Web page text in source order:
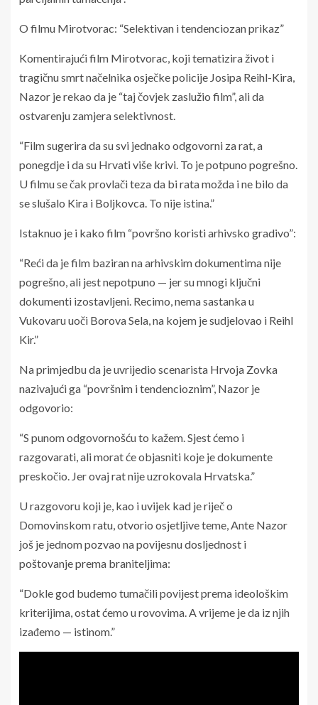
O filmu Mirotvorac: “Selektivan i tendenciozan prikaz”
Komentirajući film Mirotvorac, koji tematizira život i
tragičnu smrt načelnika osječke policije Josipa Reihl-Kira,
Nazor je rekao da je “taj čovjek zaslužio film”, ali da
ostvarenju zamjera selektivnost.
“Film sugerira da su svi jednako odgovorni za rat, a
ponegdje i da su Hrvati više krivi. To je potpuno pogrešno.
U filmu se čak provlači teza da bi rata možda i ne bilo da
se slušalo Kira i Boljkovca. To nije istina.”
Istaknuo je i kako film “površno koristi arhivsko gradivo”:
“Reći da je film baziran na arhivskim dokumentima nije
pogrešno, ali jest nepotpuno — jer su mnogi ključni
dokumenti izostavljeni. Recimo, nema sastanka u
Vukovaru uoči Borova Sela, na kojem je sudjelovao i Reihl
Kir.”
Na primjedbu da je uvrijedio scenarista Hrvoja Zovka
nazivajući ga “površnim i tendencioznim”, Nazor je
odgovorio:
“S punom odgovornošću to kažem. Sjest ćemo i
razgovarati, ali morat će objasniti koje je dokumente
preskočio. Jer ovaj rat nije uzrokovala Hrvatska.”
U razgovoru koji je, kao i uvijek kad je riječ o
Domovinskom ratu, otvorio osjetljive teme, Ante Nazor
još je jednom pozvao na povijesnu dosljednost i
poštovanje prema braniteljima:
“Dokle god budemo tumačili povijest prema ideološkim
kriterijima, ostat ćemo u rovovima. A vrijeme je da iz njih
izađemo — istinom.”